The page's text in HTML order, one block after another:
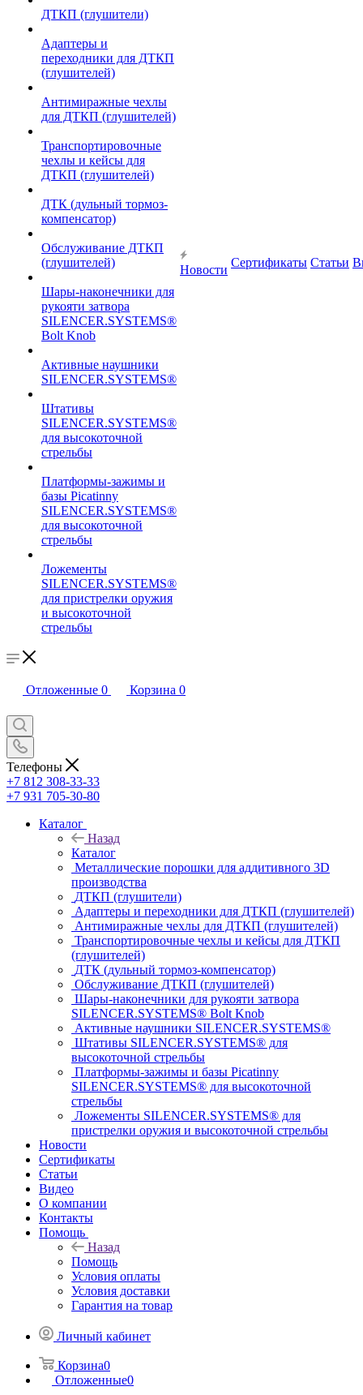
ДТКП (глушители)
Адаптеры и
переходники для ДТКП
(глушителей)
Антимиражные чехлы
для ДТКП (глушителей)
Транспортировочные
чехлы и кейсы для
ДТКП (глушителей)
ДТК (дульный тормоз-
компенсатор)
Обслуживание ДТКП
(глушителей)
Шары-наконечники для
рукояти затвора
SILENCER.SYSTEMS®
Bolt Knob
Активные наушники
SILENCER.SYSTEMS®
Штативы
SILENCER.SYSTEMS®
для высокоточной
стрельбы
Платформы-зажимы и
базы Picatinny
SILENCER.SYSTEMS®
для высокоточной
стрельбы
Ложементы
SILENCER.SYSTEMS®
для пристрелки оружия
и высокоточной
стрельбы
Новости
Сертификаты Статьи
Отложенные 0 Корзина 0
Телефоны
+7 812 308-33-33
+7 931 705-30-80
Каталог
Назад
Каталог
Металлические порошки для аддитивного 3D
производства
ДТКП (глушители)
Адаптеры и переходники для ДТКП (глушителей)
Антимиражные чехлы для ДТКП (глушителей)
Транспортировочные чехлы и кейсы для ДТКП
(глушителей)
ДТК (дульный тормоз-компенсатор)
Обслуживание ДТКП (глушителей)
Шары-наконечники для рукояти затвора
SILENCER.SYSTEMS® Bolt Knob
Активные наушники SILENCER.SYSTEMS®
Штативы SILENCER.SYSTEMS® для
высокоточной стрельбы
Платформы-зажимы и базы Picatinny
SILENCER.SYSTEMS® для высокоточной
стрельбы
Ложементы SILENCER.SYSTEMS® для
пристрелки оружия и высокоточной стрельбы
Новости
Сертификаты
Статьи
Видео
О компании
Контакты
Помощь
Назад
Помощь
Условия оплаты
Условия доставки
Гарантия на товар
Личный кабинет
Корзина0
Отложенные0